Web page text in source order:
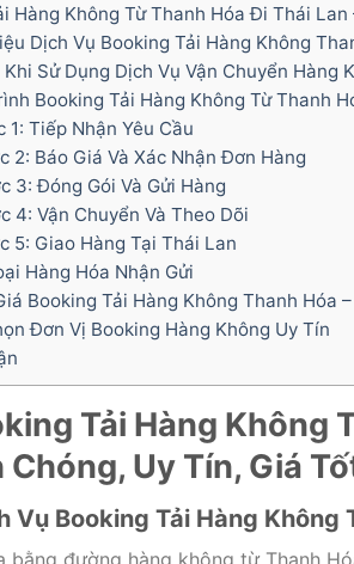
Hàng Không Từ Thanh Hóa Đi Thái
Dịch Vụ Booking Tải Hàng Không
Khi Sử Dụng Dịch Vụ Vận Chuyển Hàng
Booking Tải Hàng Không Từ Thanh
1: Tiếp Nhận Yêu Cầu
2: Báo Giá Và Xác Nhận Đơn Hàng
3: Đóng Gói Và Gửi Hàng
4: Vận Chuyển Và Theo Dõi
5: Giao Hàng Tại Thái Lan
Hàng Hóa Nhận Gửi
Booking Tải Hàng Không Thanh Hóa
Đơn Vị Booking Hàng Không Uy Tín
Tải Hàng Không
Chóng, Uy Tín, Giá
Vụ Booking Tải Hàng Không
bằng đường hàng không từ Thanh